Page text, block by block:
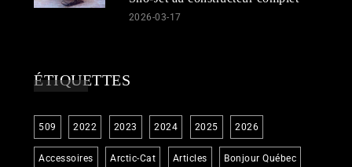
2026-03-17
ÉTIQUETTES
509 2022 2023 2024 2025 2026
Accessoires Arctic-Cat Articles Bonjour Québec